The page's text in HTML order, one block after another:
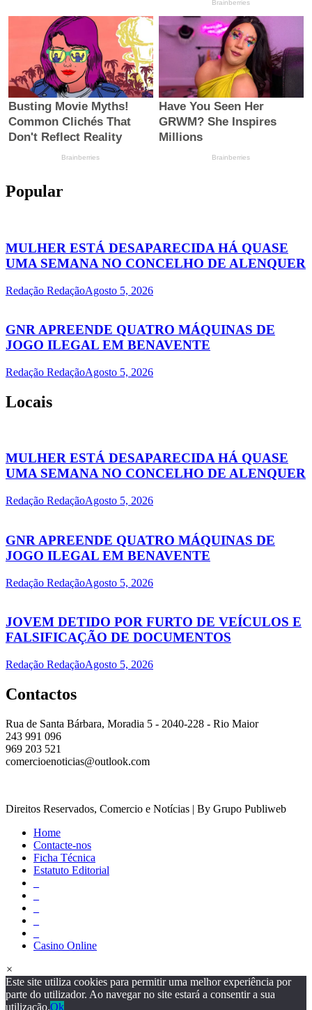
Popular
MULHER ESTÁ DESAPARECIDA HÁ QUASE
UMA SEMANA NO CONCELHO DE ALENQUER
Redação RedaçãoAgosto 5, 2026
GNR APREENDE QUATRO MÁQUINAS DE
JOGO ILEGAL EM BENAVENTE
Redação RedaçãoAgosto 5, 2026
Locais
MULHER ESTÁ DESAPARECIDA HÁ QUASE
UMA SEMANA NO CONCELHO DE ALENQUER
Redação RedaçãoAgosto 5, 2026
GNR APREENDE QUATRO MÁQUINAS DE
JOGO ILEGAL EM BENAVENTE
Redação RedaçãoAgosto 5, 2026
JOVEM DETIDO POR FURTO DE VEÍCULOS E
FALSIFICAÇÃO DE DOCUMENTOS
Redação RedaçãoAgosto 5, 2026
Contactos
Rua de Santa Bárbara, Moradia 5 - 2040-228 - Rio Maior
243 991 096
969 203 521
comercioenoticias@outlook.com
Direitos Reservados, Comercio e Notícias | By Grupo Publiweb
Home
Contacte-nos
Ficha Técnica
Estatuto Editorial
Casino Online
×
Este site utiliza cookies para permitir uma melhor experiência por
parte do utilizador. Ao navegar no site estará a consentir a sua
utilização.Ok